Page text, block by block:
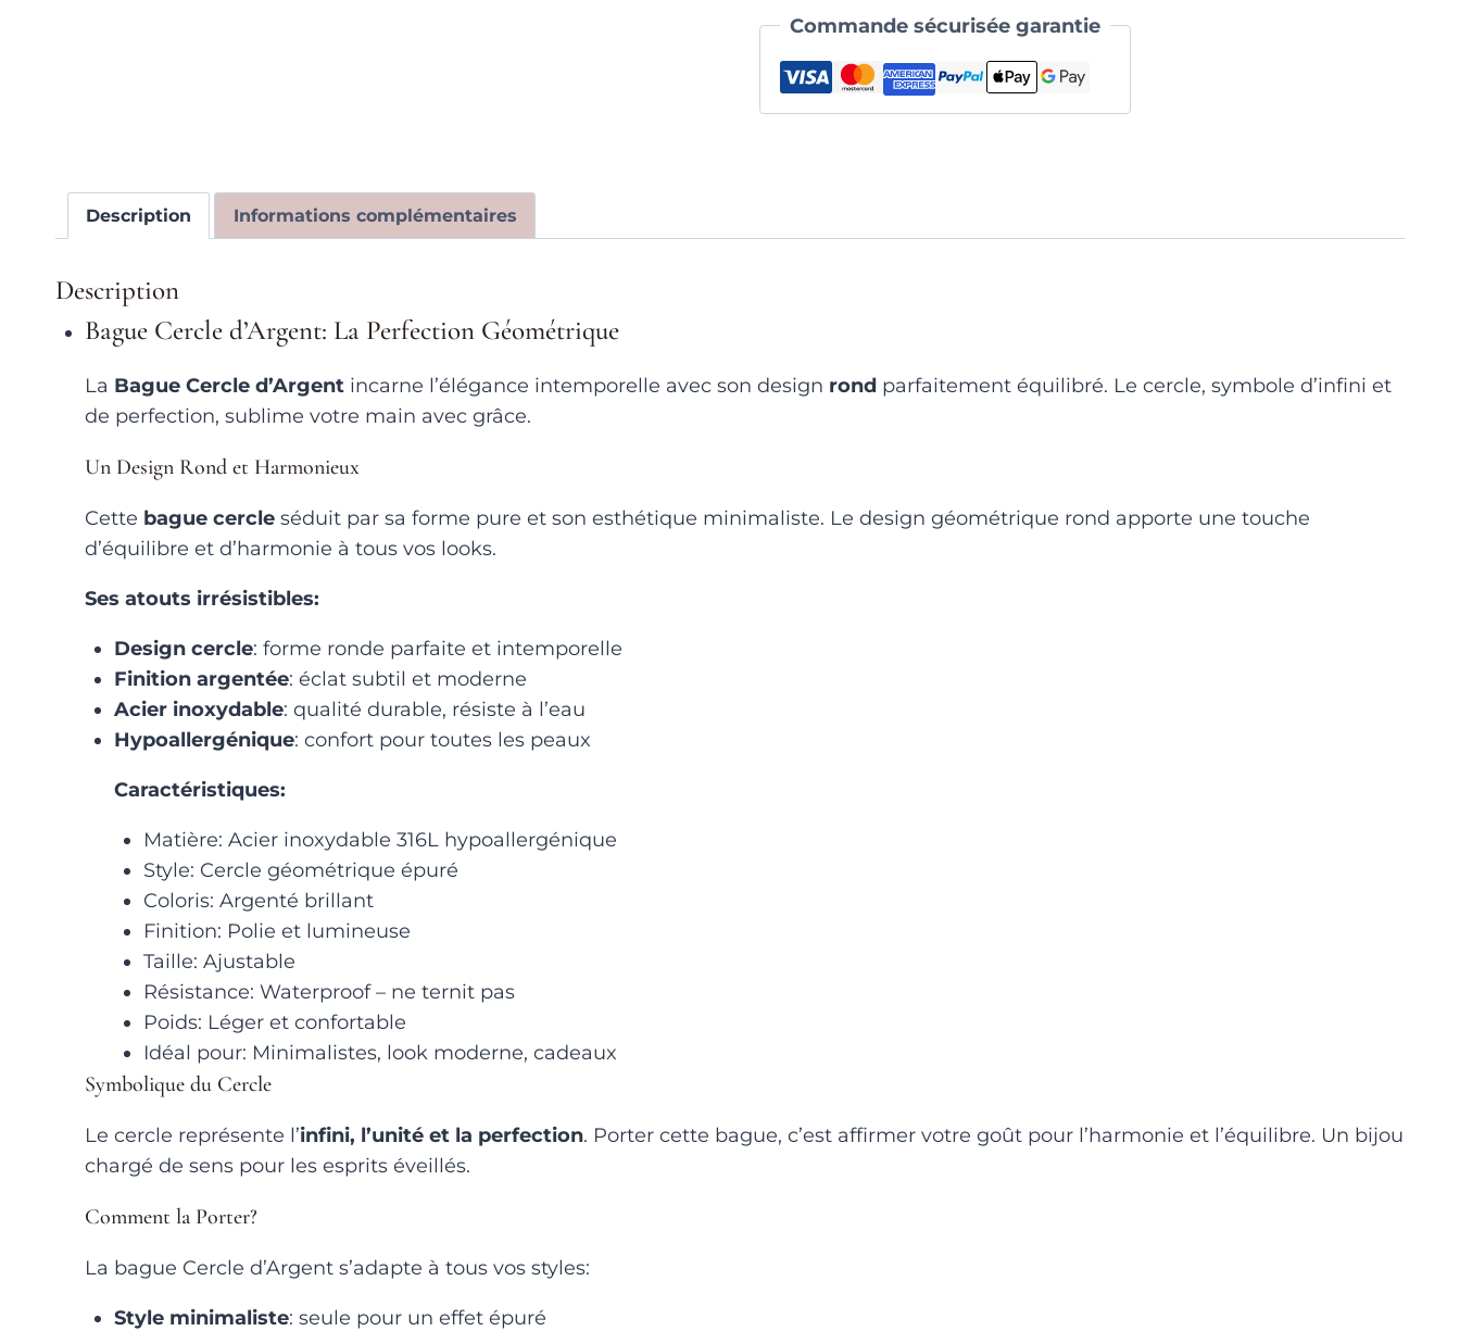
Commande sécurisée garantie
Description Informations complémentaires
Description
Bague Cercle d’Argent: La Perfection Géométrique
La Bague Cercle d’Argent incarne l’élégance intemporelle avec son design rond parfaitement équilibré. Le cercle, symbole d’infini et
de perfection, sublime votre main avec grâce.
Un Design Rond et Harmonieux
Cette bague cercle séduit par sa forme pure et son esthétique minimaliste. Le design géométrique rond apporte une touche
d’équilibre et d’harmonie à tous vos looks.
Ses atouts irrésistibles:
Design cercle: forme ronde parfaite et intemporelle
Finition argentée: éclat subtil et moderne
Acier inoxydable: qualité durable, résiste à l’eau
Hypoallergénique: confort pour toutes les peaux
Caractéristiques:
Matière: Acier inoxydable 316L hypoallergénique
Style: Cercle géométrique épuré
Coloris: Argenté brillant
Finition: Polie et lumineuse
Taille: Ajustable
Résistance: Waterproof – ne ternit pas
Poids: Léger et confortable
Idéal pour: Minimalistes, look moderne, cadeaux
Symbolique du Cercle
Le cercle représente l’infini, l’unité et la perfection. Porter cette bague, c’est affirmer votre goût pour l’harmonie et l’équilibre. Un bijou
chargé de sens pour les esprits éveillés.
Comment la Porter?
La bague Cercle d’Argent s’adapte à tous vos styles:
Style minimaliste: seule pour un effet épuré